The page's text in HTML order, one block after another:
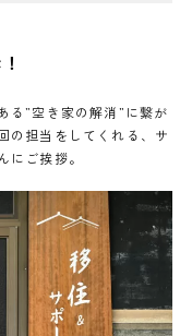
る”空き家の解消”に繋が
の担当をしてくれる、サ
にご挨拶。